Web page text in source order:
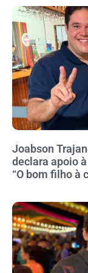
Joabson
declara apoio
“O bom filho à